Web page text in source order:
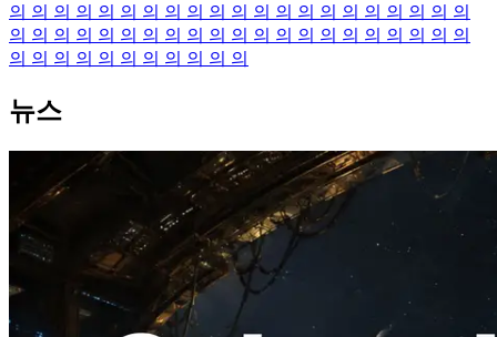
의 의 의 의 의 의 의 의 의 의 의 의 의 의 의 의 의 의 의 의 의
의 의 의 의 의 의 의 의 의 의 의 의 의 의 의 의 의 의 의 의 의
의 의 의 의 의 의 의 의 의 의 의
뉴스